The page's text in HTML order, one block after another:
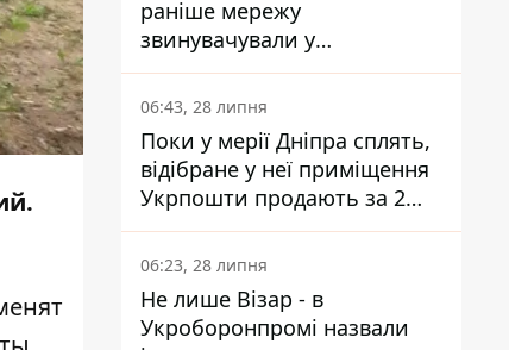
раніше мережу
звинувачували у
контрабанді техніки та
ухиленні від сплати
податків
06:43, 28 липня
Поки у мерії Дніпра сплять,
відібране у неї приміщення
Укрпошти продають за 2
мільйони
06:23, 28 липня
Не лише Візар - в
Укроборонпромі назвали